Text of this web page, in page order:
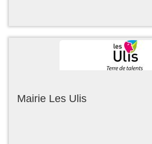
Mairie Les Ulis